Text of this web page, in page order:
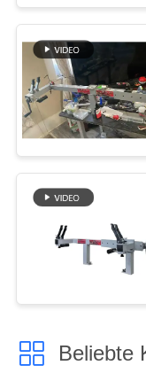
Beliebte